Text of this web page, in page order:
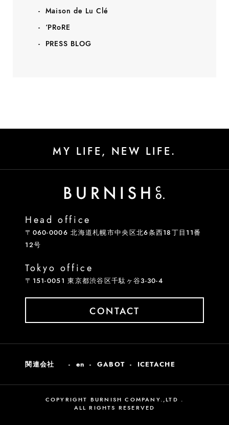
Maison de Lu Clé
‘PRoRE
PRESS BLOG
MY LIFE, NEW LIFE.
関連会社 en GABOT ICETACHE
Head office
〒060-0006 北海道札幌市中央区北6条西18丁目11番
12号
Tokyo office
〒151-0051 東京都渋谷区千駄ヶ谷3-30-4
CONTACT
COPYRIGHT BURNISH COMPANY.,LTD .
ALL RIGHTS RESERVED